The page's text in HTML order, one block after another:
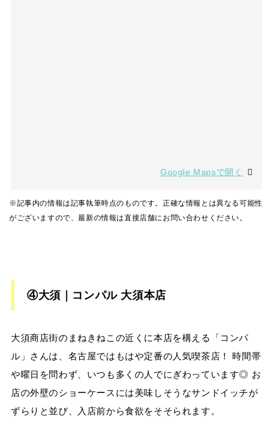
Google Mapsで開く
※記事内の情報は記事執筆時点のものです。正確な情報とは異なる可能性
がございますので、最新の情報は直接店舗にお問い合わせください。
④大須｜コンパル 大須本店
大須商店街のまねきねこの近くに本店を構える「コンパ
ル」さんは、名古屋ではもはや定番の人気喫茶店！ 時間帯
や曜日を問わず、いつも多くの人でにぎわっています◎ お
店の外壁のショーケースには美味しそうなサンドイッチが
ずらりと並び、入店前から食欲をそそられます。